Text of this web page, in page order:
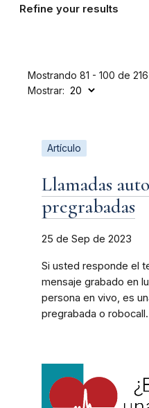
Refine your results
Mostrando 81 - 100 de 216
Mostrar:
Artículo
Llamadas
pregrabadas
25 de Sep de 2023
Si usted responde el
mensaje grabado en
persona en vivo, es
pregrabada o robocall.